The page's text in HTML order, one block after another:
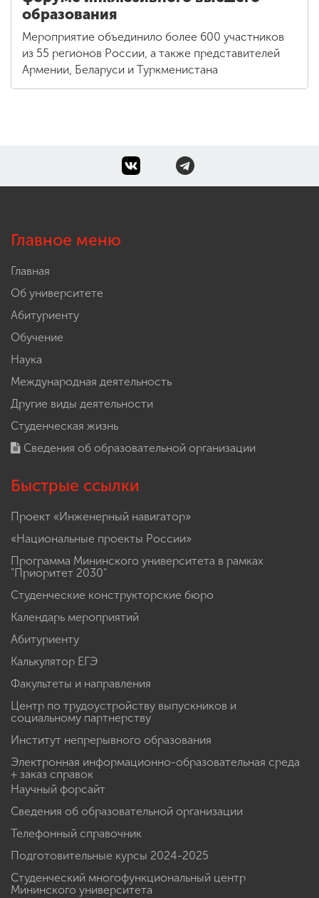
образования
Мероприятие объединило более 600 участников
из 55 регионов России, а также представителей
Армении, Беларуси и Туркменистана
Главное меню
Главная
Об университете
Абитуриенту
Обучение
Наука
Международная деятельность
Другие виды деятельности
Студенческая жизнь
Сведения об образовательной организации
Быстрые ссылки
Проект «Инженерный навигатор»
«Национальные проекты России»
Программа Мининского университета в рамках
"Приоритет 2030"
Студенческие конструкторские бюро
Календарь мероприятий
Абитуриенту
Калькулятор ЕГЭ
Факультеты и направления
Центр по трудоустройству выпускников и
социальному партнерству
Институт непрерывного образования
Электронная информационно-образовательная среда
+ заказ справок
Научный форсайт
Сведения об образовательной организации
Телефонный справочник
Подготовительные курсы 2024-2025
Студенческий многофункциональный центр
Мининского университета